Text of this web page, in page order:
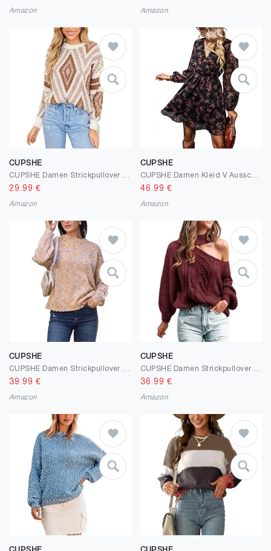
Amazon Amazon
CUPSHE
29.99 €
Amazon
CUPSHE
CUPSHE Damen Kleid V Ausschnitt Wickeloptik Transparente Lange Ärmel Blumenmuster Freizeitkleider Wrap Mini Dress
46.99 €
Amazon
CUPSHE
39.99 €
Amazon
CUPSHE
36.99 €
Amazon